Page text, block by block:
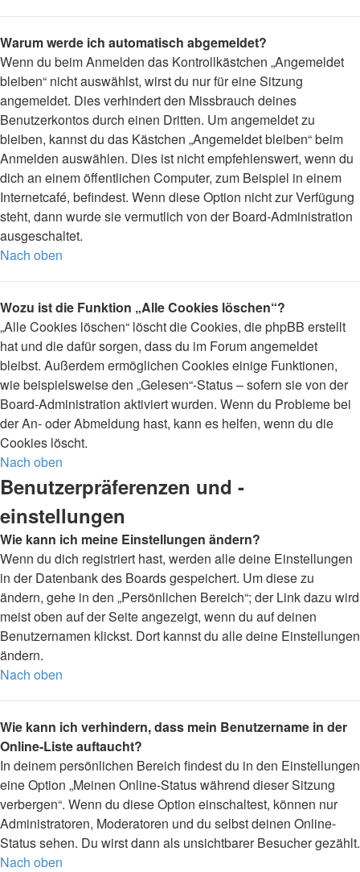
Warum werde ich automatisch abgemeldet?
Wenn du beim Anmelden das Kontrollkästchen „Angemeldet
bleiben“ nicht auswählst, wirst du nur für eine Sitzung
angemeldet. Dies verhindert den Missbrauch deines
Benutzerkontos durch einen Dritten. Um angemeldet zu
bleiben, kannst du das Kästchen „Angemeldet bleiben“ beim
Anmelden auswählen. Dies ist nicht empfehlenswert, wenn du
dich an einem öffentlichen Computer, zum Beispiel in einem
Internetcafé, befindest. Wenn diese Option nicht zur Verfügung
steht, dann wurde sie vermutlich von der Board-Administration
ausgeschaltet.
Nach oben
Wozu ist die Funktion „Alle Cookies löschen“?
„Alle Cookies löschen“ löscht die Cookies, die phpBB erstellt
hat und die dafür sorgen, dass du im Forum angemeldet
bleibst. Außerdem ermöglichen Cookies einige Funktionen,
wie beispielsweise den „Gelesen“-Status – sofern sie von der
Board-Administration aktiviert wurden. Wenn du Probleme bei
der An- oder Abmeldung hast, kann es helfen, wenn du die
Cookies löscht.
Nach oben
Benutzerpräferenzen und -
einstellungen
Wie kann ich meine Einstellungen ändern?
Wenn du dich registriert hast, werden alle deine Einstellungen
in der Datenbank des Boards gespeichert. Um diese zu
ändern, gehe in den „Persönlichen Bereich“; der Link dazu wird
meist oben auf der Seite angezeigt, wenn du auf deinen
Benutzernamen klickst. Dort kannst du alle deine Einstellungen
ändern.
Nach oben
Wie kann ich verhindern, dass mein Benutzername in der
Online-Liste auftaucht?
In deinem persönlichen Bereich findest du in den Einstellungen
eine Option „Meinen Online-Status während dieser Sitzung
verbergen“. Wenn du diese Option einschaltest, können nur
Administratoren, Moderatoren und du selbst deinen Online-
Status sehen. Du wirst dann als unsichtbarer Besucher gezählt.
Nach oben